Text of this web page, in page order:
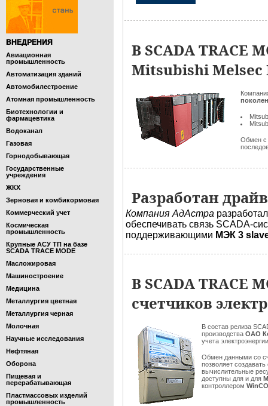
ВНЕДРЕНИЯ
Авиационная
промышленность
Автоматизация зданий
Автомобилестроение
Атомная промышленность
Биотехнологии и
фармацевтика
Водоканал
Газовая
Горнодобывающая
Государственные
учреждения
ЖКХ
Зерновая и комбикормовая
Коммерческий учет
Космическая
промышленность
Крупные АСУ ТП на базе
SCADA TRACE MODE
Масложировая
Машиностроение
Медицина
Металлургия цветная
Металлургия черная
Молочная
Научные исследования
Нефтяная
Оборона
Пищевая и
перерабатывающая
Пластмассовых изделий
промышленность
В SCADA TRACE
Mitsubishi Melsec
Обмен с
Разработан
Компания АдАстра
обеспечивать связь SCADA-
поддерживающими МЭК 3
В SCADA TRACE
счетчиков
В состав релиза
производства ОАО
учета
Обмен данными со
позволяет
вычислительные
доступны для и для
контроллером